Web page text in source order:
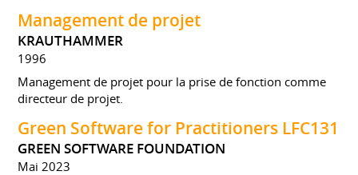
Management de projet
KRAUTHAMMER
1996
Management de projet pour la prise de fonction comme
directeur de projet.
Green Software for Practitioners LFC131
GREEN SOFTWARE FOUNDATION
Mai 2023